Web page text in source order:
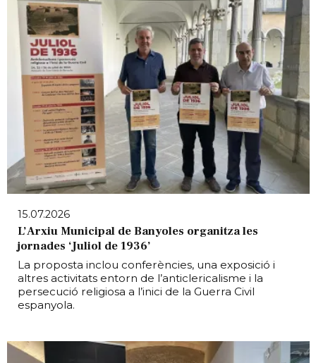
15.07.2026
L’Arxiu Municipal de Banyoles organitza les
jornades ‘Juliol de 1936’
La proposta inclou conferències, una exposició i
altres activitats entorn de l’anticlericalisme i la
persecució religiosa a l’inici de la Guerra Civil
espanyola.